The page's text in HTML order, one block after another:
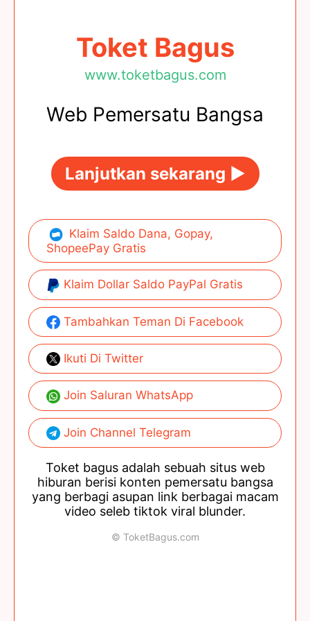
Toket Bagus
www.toketbagus.com
Web Pemersatu Bangsa
Lanjutkan sekarang ►
Klaim Saldo Dana, Gopay,
ShopeePay Gratis
Klaim Dollar Saldo PayPal Gratis
Tambahkan Teman Di Facebook
Ikuti Di Twitter
Join Saluran WhatsApp
Join Channel Telegram
Toket bagus adalah sebuah situs web
hiburan berisi konten pemersatu bangsa
yang berbagi asupan link berbagai macam
video seleb tiktok viral blunder.
© ToketBagus.com